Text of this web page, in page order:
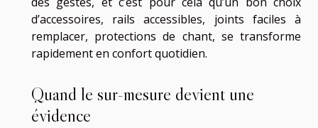
d’accessoires, rails accessibles, joints faciles à
remplacer, protections de chant, se transforme
rapidement en confort quotidien.
Quand le sur-mesure devient une
évidence